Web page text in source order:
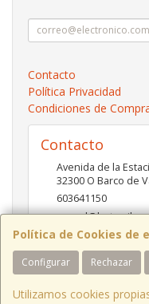
Política de Cookies de
Configurar Rechazar
Utilizamos cookies
Contacto
Política Privacidad
Condiciones de
Contacto
Avenida de la
32300 O Barco de
603641150
pc-red@hotmail.es
Horario
10:00- 13:30 / 17:00-